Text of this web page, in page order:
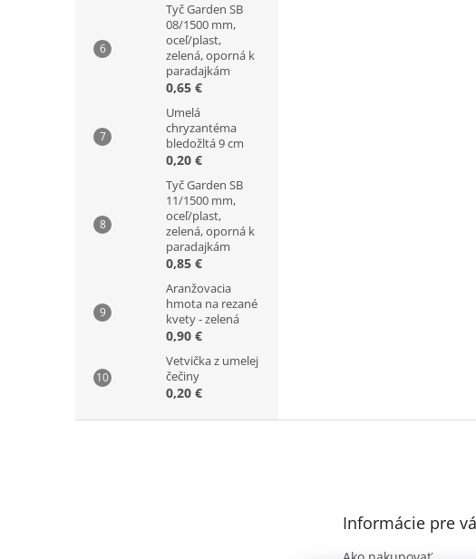
Tyč Garden SB
08/1500 mm,
oceľ/plast,
zelená, oporná k
paradajkám
0,65 €
Umelá
chryzantéma
bledožltá 9 cm
0,20 €
Tyč Garden SB
11/1500 mm,
oceľ/plast,
zelená, oporná k
paradajkám
0,85 €
Aranžovacia
hmota na rezané
kvety - zelená
0,90 €
Vetvička z umelej
čečiny
0,20 €
Informácie pre